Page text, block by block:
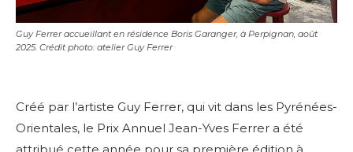
Guy Ferrer accueillant en résidence Boris Garanger, à Perpignan, août
2025. Crédit photo: atelier Guy Ferrer
Créé par l’artiste Guy Ferrer, qui vit dans les Pyrénées-
Orientales, le Prix Annuel Jean-Yves Ferrer a été
attribué cette année pour sa première édition à